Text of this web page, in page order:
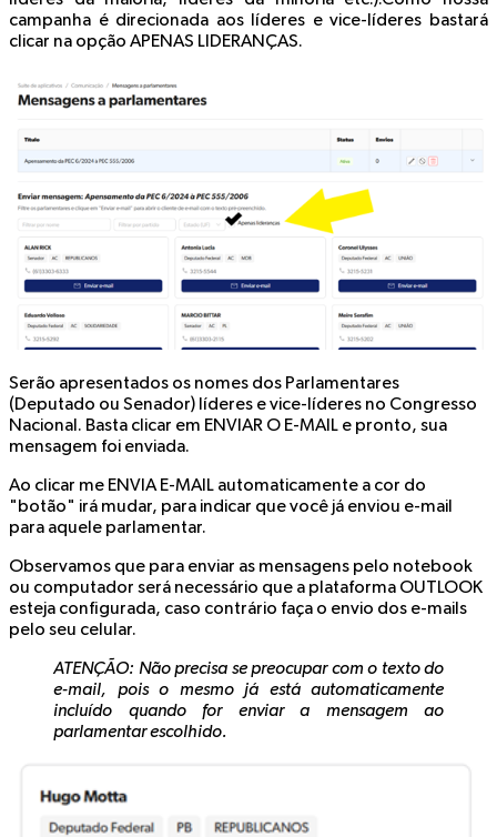
campanha é direcionada aos líderes e vice-líderes bastará
clicar na opção APENAS LIDERANÇAS.
Serão apresentados os nomes dos Parlamentares
(Deputado ou Senador) líderes e vice-líderes no Congresso
Nacional. Basta clicar em ENVIAR O E-MAIL e pronto, sua
mensagem foi enviada.
Ao clicar me ENVIA E-MAIL automaticamente a cor do
"botão" irá mudar, para indicar que você já enviou e-mail
para aquele parlamentar.
Observamos que para enviar as mensagens pelo notebook
ou computador será necessário que a plataforma OUTLOOK
esteja configurada, caso contrário faça o envio dos e-mails
pelo seu celular.
ATENÇÃO: Não precisa se preocupar com o texto do
e-mail, pois o mesmo já está automaticamente
incluído quando for enviar a mensagem ao
parlamentar escolhido.